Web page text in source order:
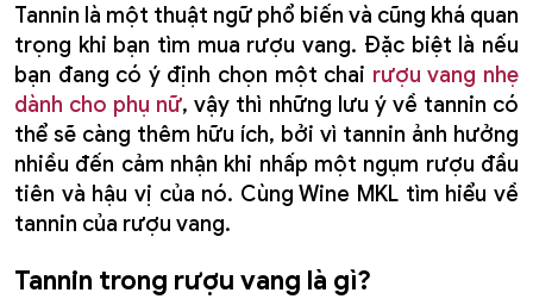
Tannin là một thuật ngữ phổ biến và cũng khá quan
trọng khi bạn tìm mua rượu vang. Đặc biệt là nếu
bạn đang có ý định chọn một chai rượu vang nhẹ
dành cho phụ nữ, vậy thì những lưu ý về tannin có
thể sẽ càng thêm hữu ích, bởi vì tannin ảnh hưởng
nhiều đến cảm nhận khi nhấp một ngụm rượu đầu
tiên và hậu vị của nó. Cùng Wine MKL tìm hiểu về
tannin của rượu vang.
Tannin trong rượu vang là gì?